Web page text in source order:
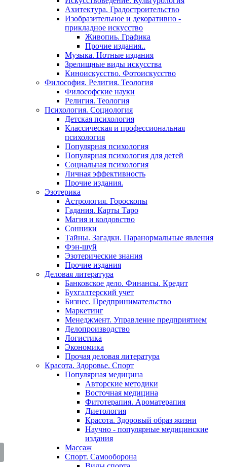
Ахитектура. Градостроительство
Изобразительное и декоративно -
прикладное искусство
Живопиь. Графика
Прочие издания..
Музыка. Нотные издания
Зрелищные виды искусства
Киноискусство. Фотоискусство
Философия. Религия. Теология
Философские науки
Религия. Теология
Психология. Социология
Детская психология
Классическая и профессиональная
психология
Популярная психология
Популярная психология для детей
Социальная психология
Личная эффективность
Прочие издания.
Эзотерика
Астрология. Гороскопы
Гадания. Карты Таро
Магия и колдовство
Сонники
Тайны. Загадки. Паранормальные явления
Фэн-шуй
Эзотерические знания
Прочие издания
Деловая литература
Банковское дело. Финансы. Кредит
Бухгалтерский учет
Бизнес. Предпринимательство
Маркетинг
Менеджмент. Управление предприятием
Делопроизводство
Логистика
Экономика
Прочая деловая литература
Красота. Здоровье. Спорт
Популярная медицина
Авторские методики
Восточная медицина
Фитотерапия. Ароматерапия
Диетология
Красота. Здоровый образ жизни
Научно - популярные медицинские
издания
Массаж
Спорт. Самооборона